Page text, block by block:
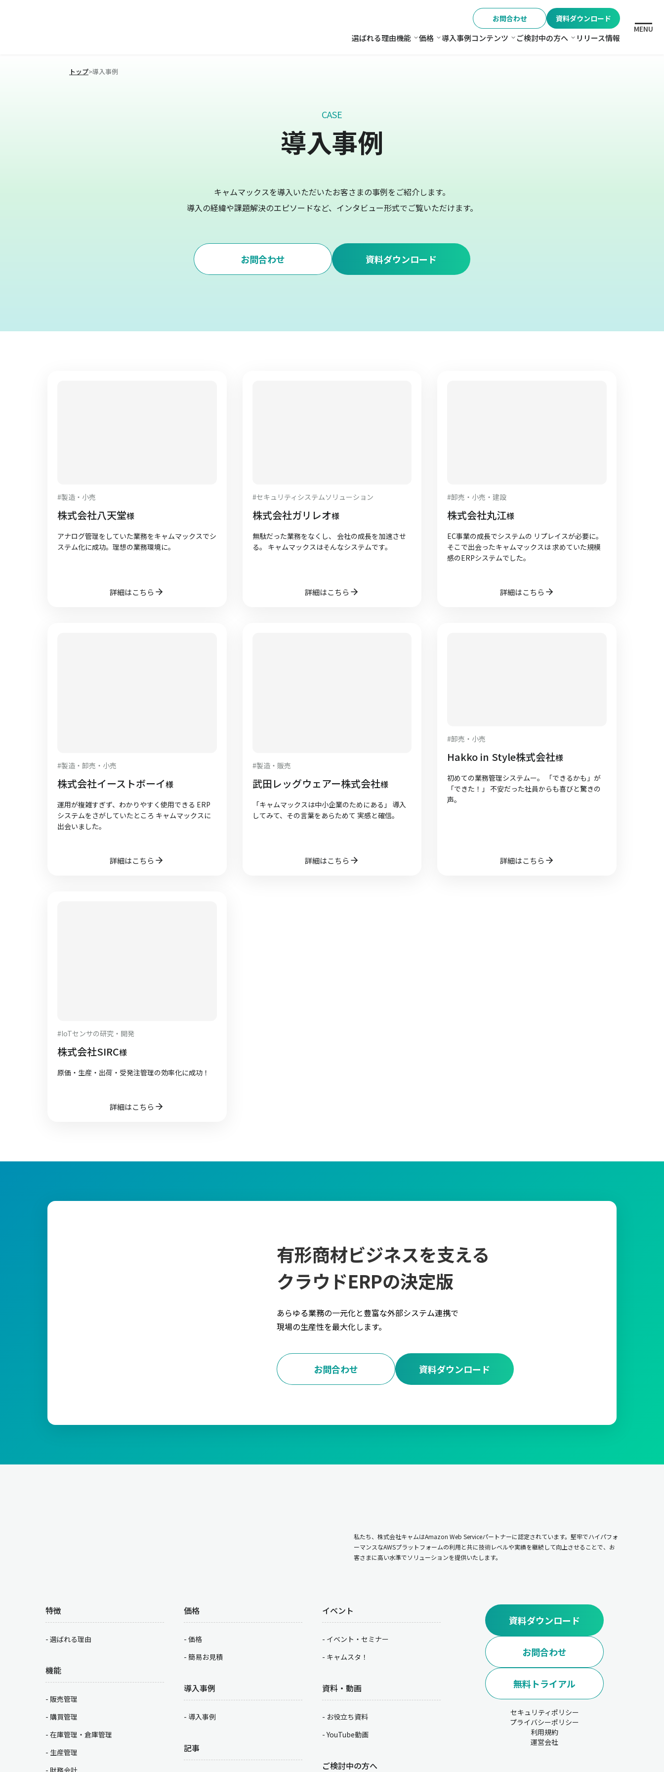
お問合わせ 資料ダウンロード
選ばれる理由機能 機能
価格 価格
導入事例コンテンツ コンテンツ
ご検討中の方へ ご検討中の方へ
リリース情報
MENU
トップ>導入事例
CASE
導入事例
キャムマックスを導入いただいたお客さまの事例をご紹介します。
導入の経緯や課題解決のエピソードなど、インタビュー形式でご覧いただけます。
お問合わせ 資料ダウンロード
#製造・小売
株式会社八天堂様
アナログ管理をしていた業務をキャムマックスでシ
ステム化に成功。理想の業務環境に。
詳細はこちら
#セキュリティシステムソリューション
株式会社ガリレオ様
無駄だった業務をなくし、 会社の成長を加速させ
る。 キャムマックスはそんなシステムです。
詳細はこちら
#卸売・小売・建設
株式会社丸江様
EC事業の成長でシステムの リプレイスが必要に。
そこで出会ったキャムマックスは 求めていた規模
感のERPシステムでした。
詳細はこちら
#製造・卸売・小売
株式会社イーストボーイ様
運用が複雑すぎず、わかりやすく使用できる ERP
システムをさがしていたところ キャムマックスに
出会いました。
詳細はこちら
#製造・販売
武田レッグウェアー株式会社様
「キャムマックスは中小企業のためにある」 導入
してみて、その言葉をあらためて 実感と確信。
詳細はこちら
#卸売・小売
Hakko in Style株式会社様
初めての業務管理システムー。 「できるかも」が
「できた！」 不安だった社員からも喜びと驚きの
声。
詳細はこちら
#IoTセンサの研究・開発
株式会社SIRC様
原価・生産・出荷・受発注管理の効率化に成功！
詳細はこちら
有形商材ビジネスを支える
クラウドERPの決定版
あらゆる業務の一元化と豊富な外部システム連携で
現場の生産性を最大化します。
資料ダウンロード
お問合わせ
私たち、株式会社キャムはAmazon Web Serviceパートナーに認定されています。堅牢でハイパフォ
ーマンスなAWSプラットフォームの利用と共に技術レベルや実績を継続して向上させることで、お
客さまに高い水準でソリューションを提供いたします。
特徴
選ばれる理由
機能
販売管理
購買管理
在庫管理・倉庫管理
生産管理
価格
価格
簡易お見積
導入事例
導入事例
記事
イベント
イベント・セミナー
キャムスタ！
資料・動画
お役立ち資料
YouTube動画
ご検討中の方へ
資料ダウンロード
お問合わせ
無料トライアル
セキュリティポリシー
プライバシーポリシー
利用規約
運営会社